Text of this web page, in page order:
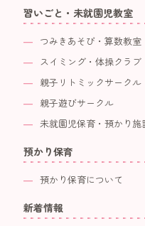
習いごと・未就園児教室
つみきあそび・算数教室
スイミング・体操クラブ
親子リトミックサークル
親子遊びサークル
未就園児保育・預かり施
預かり保育
預かり保育について
新着情報